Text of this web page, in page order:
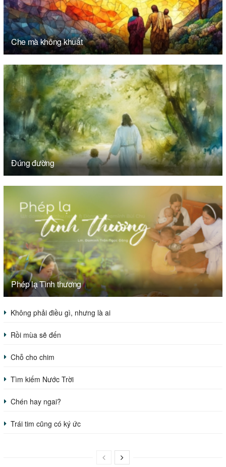
Che mà không khuất
Đúng đường
Phép lạ Tình thương
Không phải điều gì, nhưng là ai
Rồi mùa sẽ đến
Chỗ cho chim
Tìm kiếm Nước Trời
Chén hay ngai?
Trái tim cũng có ký ức